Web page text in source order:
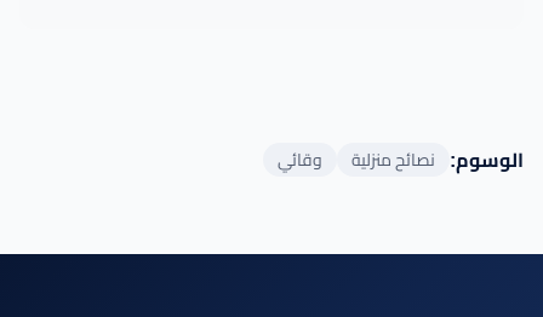
الوسوم: نصائح منزلية وقائي